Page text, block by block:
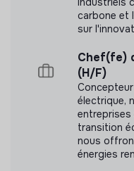
carbone et
sur
Chef(fe)
(H/F)
électrique,
entreprises
transition
nous
énergies